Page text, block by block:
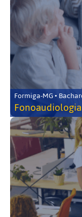
Formiga-MG •
Fonoaudiologia